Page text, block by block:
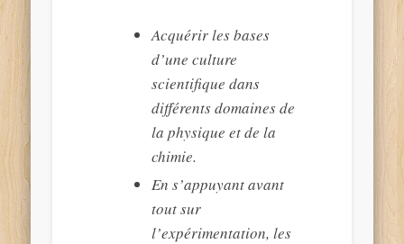
Acquérir les bases
d’une culture
scientifique dans
différents domaines de
la physique et de la
chimie.
En s’appuyant avant
tout sur
l’expérimentation, les